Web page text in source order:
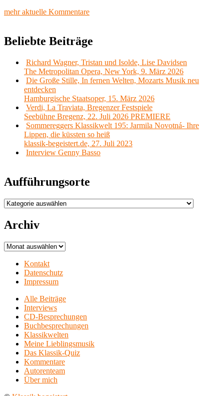
mehr aktuelle Kommentare
Beliebte Beiträge
Richard Wagner, Tristan und Isolde, Lise Davidsen
The Metropolitan Opera, New York, 9. März 2026
Die Große Stille, In fernen Welten, Mozarts Musik neu
entdecken
Hamburgische Staatsoper, 15. März 2026
Verdi, La Traviata, Bregenzer Festspiele
Seebühne Bregenz, 22. Juli 2026 PREMIERE
Sommereggers Klassikwelt 195: Jarmila Novotná- Ihre
Lippen, die küssten so heiß
klassik-begeistert.de, 27. Juli 2023
Interview Genny Basso
Aufführungsorte
Aufführungsorte
Archiv
Archiv
Kontakt
Datenschutz
Impressum
Alle Beiträge
Interviews
CD-Besprechungen
Buchbesprechungen
Klassikwelten
Meine Lieblingsmusik
Das Klassik-Quiz
Kommentare
Autorenteam
Über mich